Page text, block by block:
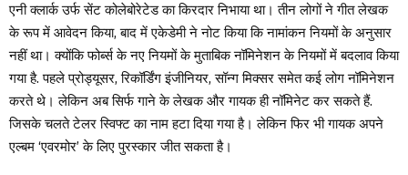
एनी क्लार्क उर्फ ​​सेंट कोलेबोरेटेड का किरदार निभाया था। तीन लोगों ने गीत लेखक
के रूप में आवेदन किया, बाद में एकेडेमी ने नोट किया कि नामांकन नियमों के अनुसार
नहीं था। क्योंकि फोर्ब्स के नए नियमों के मुताबिक नॉमिनेशन के नियमों में बदलाव किया
गया है. पहले प्रोड्यूसर, रिकॉर्डिंग इंजीनियर, सॉन्ग मिक्सर समेत कई लोग नॉमिनेशन
करते थे। लेकिन अब सिर्फ गाने के लेखक और गायक ही नॉमिनेट कर सकते हैं.
जिसके चलते टेलर स्विफ्ट का नाम हटा दिया गया है। लेकिन फिर भी गायक अपने
एल्बम ‘एवरमोर’ के लिए पुरस्कार जीत सकता है।